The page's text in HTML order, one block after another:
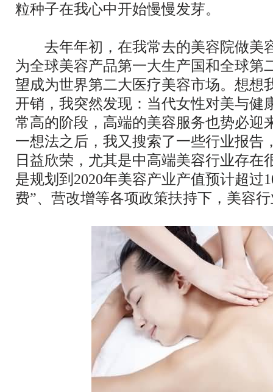
粒种子在我心中开始慢慢发芽。
去年年初，在我常去的美容院做美
为全球美容产品第一大生产国和全球第
望成为世界第二大医疗美容市场。想想
开销，我突然发现：当代女性对美与健
常高的阶段，高端的美容服务也势必迎
一想法之后，我又搜索了一些行业报告
日益欣荣，尤其是中高端美容行业存在
是规划到2020年美容产业产值预计超过
费”、营改增等各项政策扶持下，美容